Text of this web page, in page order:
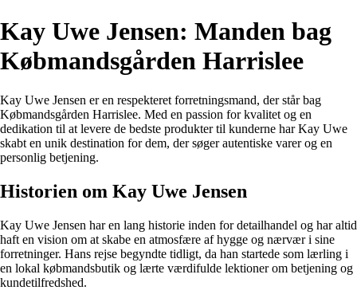
Kay Uwe Jensen: Manden bag
Købmandsgården Harrislee
Kay Uwe Jensen er en respekteret forretningsmand, der står bag
Købmandsgården Harrislee. Med en passion for kvalitet og en
dedikation til at levere de bedste produkter til kunderne har Kay Uwe
skabt en unik destination for dem, der søger autentiske varer og en
personlig betjening.
Historien om Kay Uwe Jensen
Kay Uwe Jensen har en lang historie inden for detailhandel og har altid
haft en vision om at skabe en atmosfære af hygge og nærvær i sine
forretninger. Hans rejse begyndte tidligt, da han startede som lærling i
en lokal købmandsbutik og lærte værdifulde lektioner om betjening og
kundetilfredshed.